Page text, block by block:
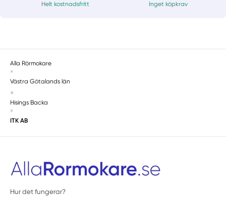
Helt kostnadsfritt Inget köpkrav
Alla Rörmokare
»
Västra Götalands län
»
Hisings Backa
»
ITK AB
Hur det fungerar?